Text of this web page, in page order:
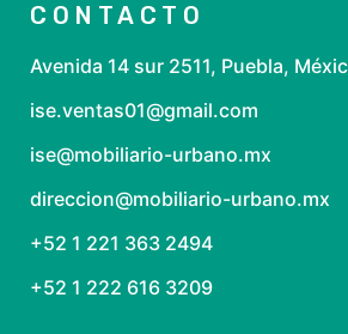
CONTACTO
Avenida 14 sur 2511, Puebla,
ise.ventas01@gmail.com
ise@mobiliario-urbano.mx
direccion@mobiliario-urbano.mx
+52 1 221 363 2494
+52 1 222 616 3209